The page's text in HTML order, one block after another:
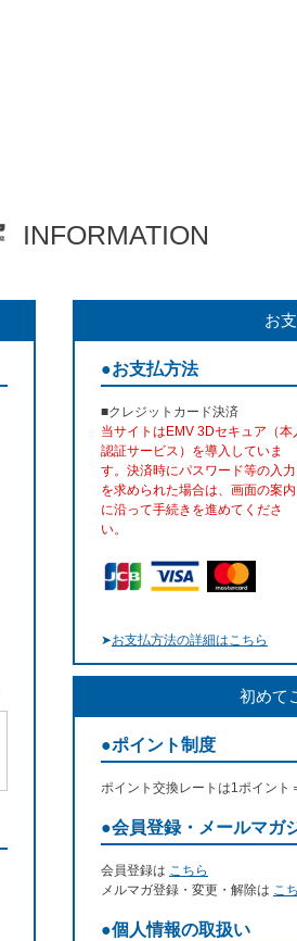
INFORMATION
お
●お支払方法
■クレジットカード決済
当サイトはEMV 3Dセキュア（本
認証サービス）を導入していま
す。決済時にパスワード等の入力
を求められた場合は、画面の案内
に沿って手続きを進めてくださ
い。
➤お支払方法の詳細はこちら
初めて
●ポイント制度
ポイント交換レートは1ポイント
●会員登録・メールマガ
会員登録は こちら
メルマガ登録・変更・解除は こ
●個人情報の取扱い